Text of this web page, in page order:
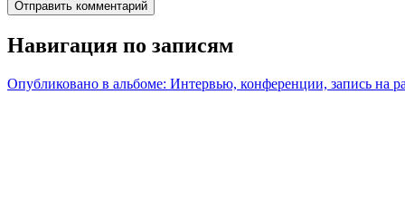
Навигация по записям
Опубликовано в альбоме: Интервью, конференции, запись на